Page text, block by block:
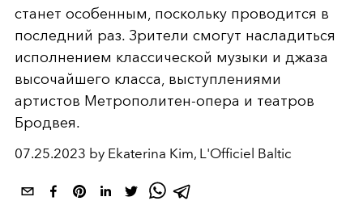
станет особенным, поскольку проводится в
последний раз. Зрители смогут насладиться
исполнением классической музыки и джаза
высочайшего класса, выступлениями
артистов Метрополитен-опера и театров
Бродвея.
07.25.2023 by Ekaterina Kim, L'Officiel Baltic